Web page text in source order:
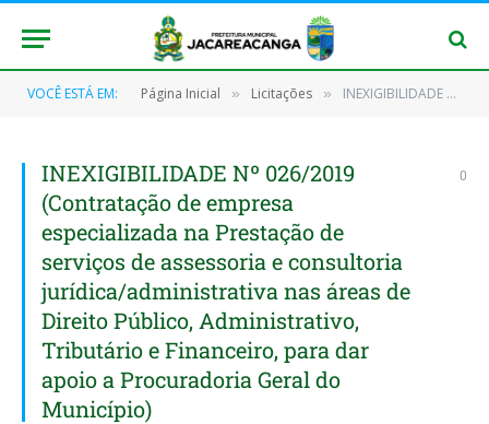
VOCÊ ESTÁ EM: Página Inicial » Licitações » INEXIGIBILIDADE Nº 026/2019 (Contratação de empresa especializada na Prestação de serviços de assessoria e consultoria jurídica/administrativa nas áreas de Direito Público, Administrativo, Tributário e Financeiro, para dar apoio a Procuradoria Geral do Município)
INEXIGIBILIDADE Nº 026/2019
(Contratação de empresa
especializada na Prestação de
serviços de assessoria e consultoria
jurídica/administrativa nas áreas de
Direito Público, Administrativo,
Tributário e Financeiro, para dar
apoio a Procuradoria Geral do
Município)
0